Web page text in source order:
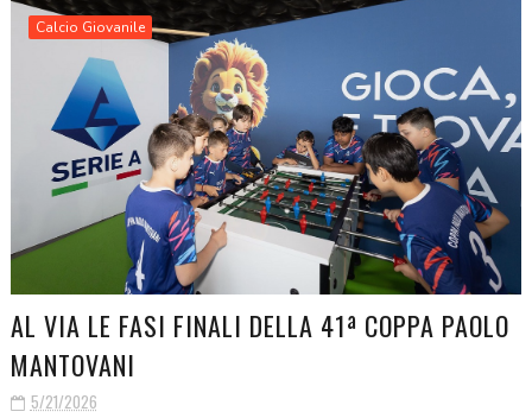
Calcio Giovanile
AL VIA LE FASI FINALI DELLA 41ª COPPA PAOLO
MANTOVANI
5/21/2026